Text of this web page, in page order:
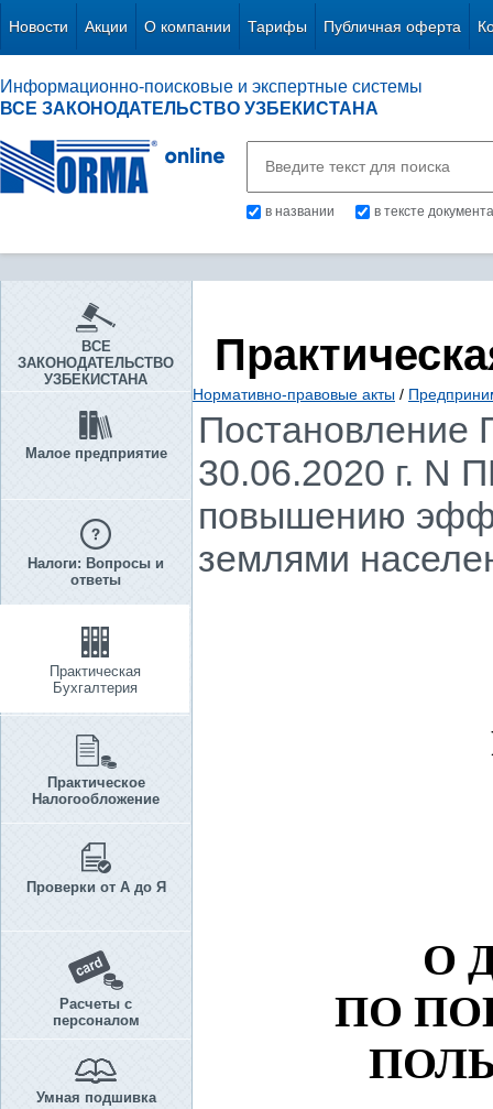
Новости Акции О компании Тарифы Публичная оферта
Информационно-поисковые и экспертные системы
ВСЕ ЗАКОНОДАТЕЛЬСТВО УЗБЕКИСТАНА
в названии в тексте документа
ВСЕ
ЗАКОНОДАТЕЛЬСТВО
УЗБЕКИСТАНА
Малое предприятие
Налоги: Вопросы и
ответы
Практическая
Бухгалтерия
Практическое
Налогообложение
Проверки от А до Я
Расчеты с
персоналом
Умная подшивка
Нормативно-правовые акты /
Постановление
30.06.2020 г. N
повышению
землями
О
ПО